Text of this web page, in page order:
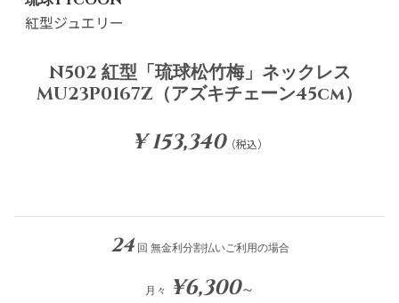
紅型ジュエリー
N502 紅型「琉球松竹梅」ネックレス
MU23P0167Z（アズキチェーン45cm）
¥ 153,340（税込）
24 回 無金利分割払いご利用の場合
月々 ¥6,300～